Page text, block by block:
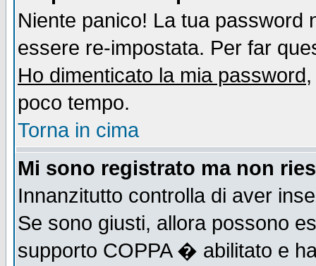
Niente panico! La tua
essere re-impostata. Per far
Ho dimenticato la mia password
poco tempo.
Torna in cima
Mi sono registrato ma non
Innanzitutto controlla di aver
Se sono giusti, allora possono
supporto COPPA � abilitato e